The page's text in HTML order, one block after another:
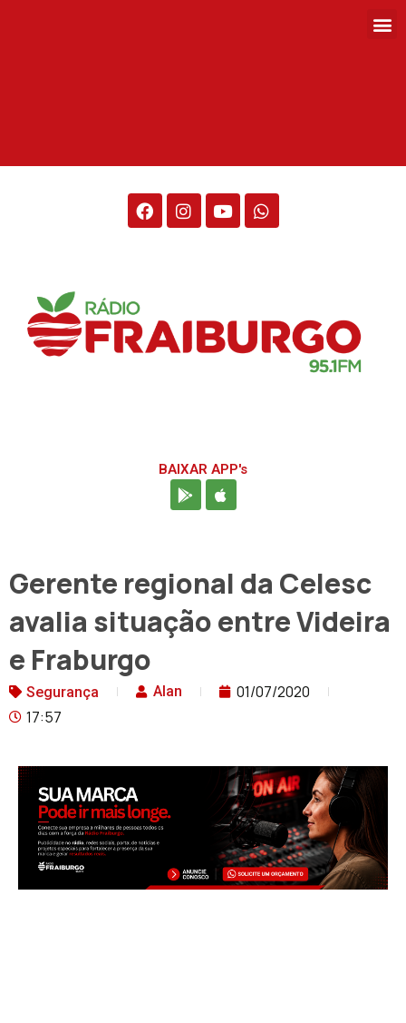
BAIXAR APP's
Gerente regional da Celesc
avalia situação entre Videira
e Fraburgo
Segurança Alan
01/07/2020
17:57